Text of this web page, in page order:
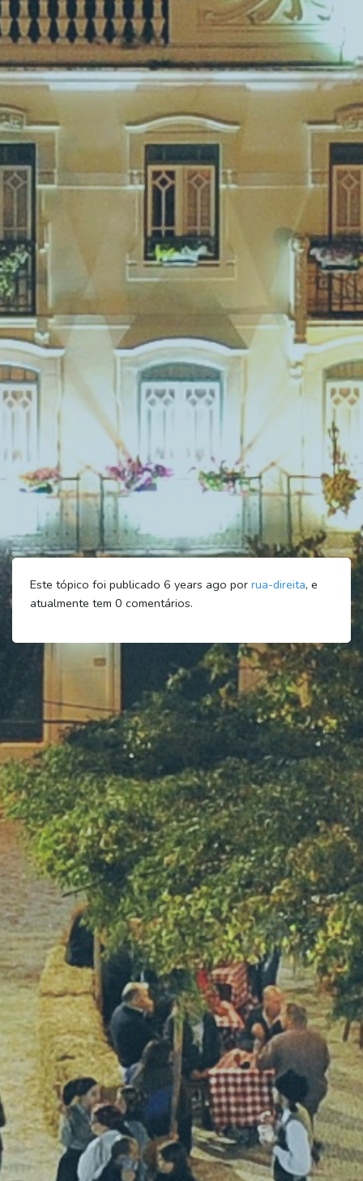
Este tópico foi publicado 6 years ago por rua-direita, e
atualmente tem 0 comentários.